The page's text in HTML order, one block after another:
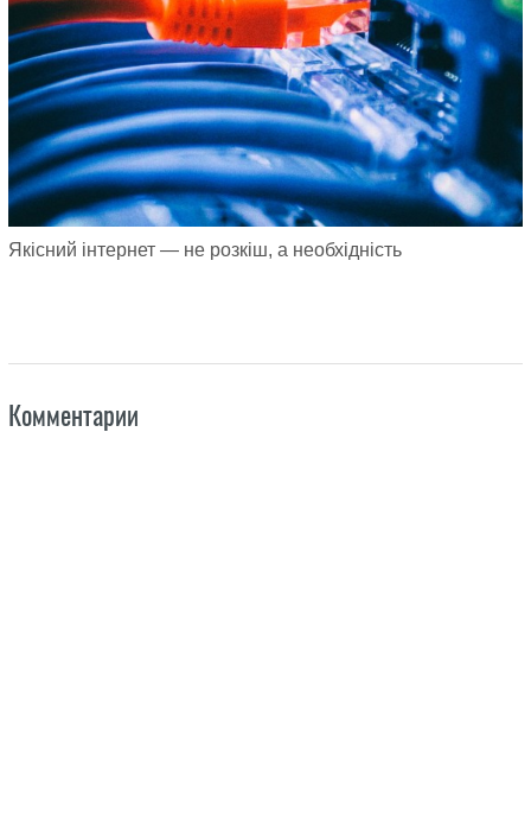
Якісний інтернет — не розкіш, а необхідність
Комментарии